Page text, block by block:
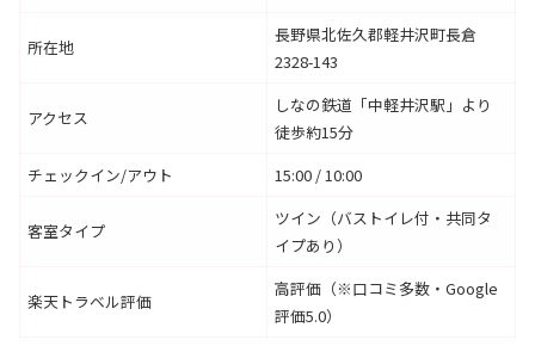
所在地
長野県北佐久郡軽井沢町長倉
2328-143
アクセス
しなの鉄道「中軽井沢駅」より
徒歩約15分
チェックイン/アウト
15:00 / 10:00
客室タイプ
ツイン（バストイレ付・共同タ
イプあり）
楽天トラベル評価
高評価（※口コミ多数・Google
評価5.0）